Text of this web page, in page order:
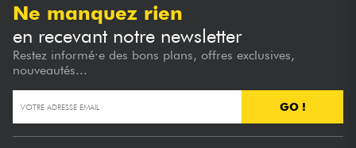
Ne manquez rien
en recevant notre newsletter
Restez informé·e des bons plans, offres exclusives,
nouveautés...
GO !